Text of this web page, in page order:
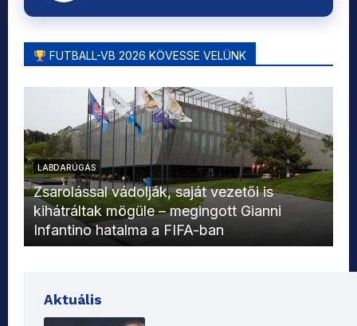
FUTBALL-VB 2026 KÖVESSE VELÜNK
LABDARÚGÁS
Zsarolással vádolják, saját vezetői is
kihátráltak mögüle – megingott Gianni
Infantino hatalma a FIFA-ban
Aktuális